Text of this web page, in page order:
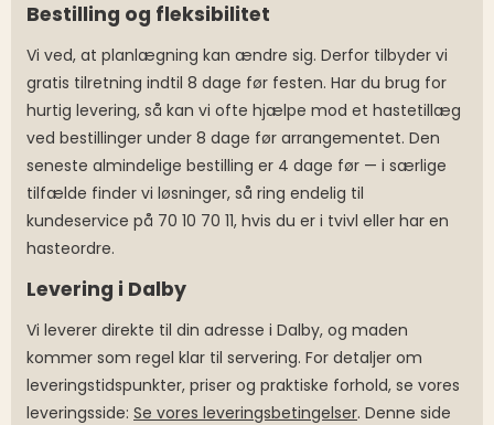
Bestilling og fleksibilitet
Vi ved, at planlægning kan ændre sig. Derfor tilbyder vi
gratis tilretning indtil 8 dage før festen. Har du brug for
hurtig levering, så kan vi ofte hjælpe mod et hastetillæg
ved bestillinger under 8 dage før arrangementet. Den
seneste almindelige bestilling er 4 dage før — i særlige
tilfælde finder vi løsninger, så ring endelig til
kundeservice på 70 10 70 11, hvis du er i tvivl eller har en
hasteordre.
Levering i Dalby
Vi leverer direkte til din adresse i Dalby, og maden
kommer som regel klar til servering. For detaljer om
leveringstidspunkter, priser og praktiske forhold, se vores
leveringsside: Se vores leveringsbetingelser. Denne side